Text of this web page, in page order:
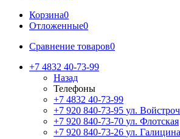
Корзина0
Отложенные0
Сравнение товаров0
+7 4832 40-73-99
Назад
Телефоны
+7 4832 40-73-99
+7 920 840-73-95 ул.
+7 920 840-73-70 ул. Флотская
+7 920 840-73-26 ул. Галицина